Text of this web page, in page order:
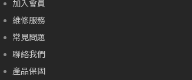
加入會員
維修服務
常見問題
聯絡我們
產品保固